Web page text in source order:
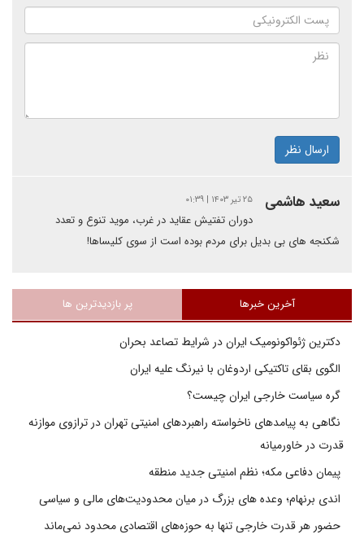
ارسال نظر
سعید هاشمی ۲۵ تیر ۱۴۰۳ | ۰۱:۳۹
دوران تفتیش عقاید در غرب، موید تنوع و تعدد
شکنجه های بی بدیل برای مردم بوده است از سوی کلیساها!
آخرین خبرها پر بازدیدترین ها
دکترین ژئواکونومیک ایران در شرایط تصاعد بحران
الگوی بقای تاکتیکی اردوغان با نیرنگ علیه ایران
گره سیاست خارجی ایران چیست؟
نگاهی به پیامدهای ناخواسته راهبردهای امنیتی تهران در ترازوی موازنه
قدرت در خاورمیانه
پیمان دفاعی مکه؛ نظم امنیتی جدید منطقه
اندی برنهام؛ وعده های بزرگ در میان محدودیت‌های مالی و سیاسی
حضور هر قدرت خارجی تنها به حوزه‌های اقتصادی محدود نمی‌ماند